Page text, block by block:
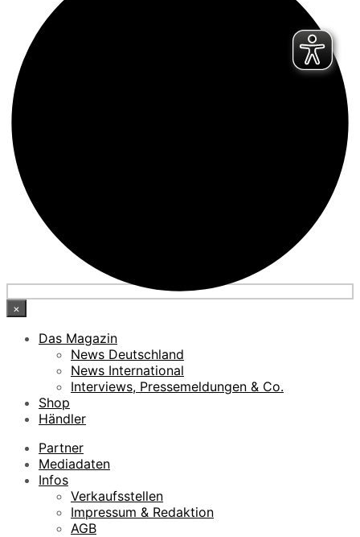
×
Das Magazin
News Deutschland
News International
Interviews, Pressemeldungen & Co.
Shop
Händler
Partner
Mediadaten
Infos
Verkaufsstellen
Impressum & Redaktion
AGB